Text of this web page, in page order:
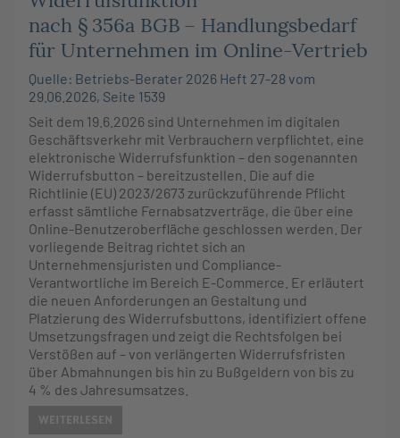
nach § 356a BGB – Handlungsbedarf
für Unternehmen im Online-Vertrieb
Quelle: Betriebs-Berater 2026 Heft 27-28 vom
29.06.2026, Seite 1539
Seit dem 19.6.2026 sind Unternehmen im digitalen
Geschäftsverkehr mit Verbrauchern verpflichtet, eine
elektronische Widerrufsfunktion – den sogenannten
Widerrufsbutton – bereitzustellen. Die auf die
Richtlinie (EU) 2023/2673 zurückzuführende Pflicht
erfasst sämtliche Fernabsatzverträge, die über eine
Online-Benutzeroberfläche geschlossen werden. Der
vorliegende Beitrag richtet sich an
Unternehmensjuristen und Compliance-
Verantwortliche im Bereich E-Commerce. Er erläutert
die neuen Anforderungen an Gestaltung und
Platzierung des Widerrufsbuttons, identifiziert offene
Umsetzungsfragen und zeigt die Rechtsfolgen bei
Verstößen auf – von verlängerten Widerrufsfristen
über Abmahnungen bis hin zu Bußgeldern von bis zu
4 % des Jahresumsatzes.
WEITERLESEN